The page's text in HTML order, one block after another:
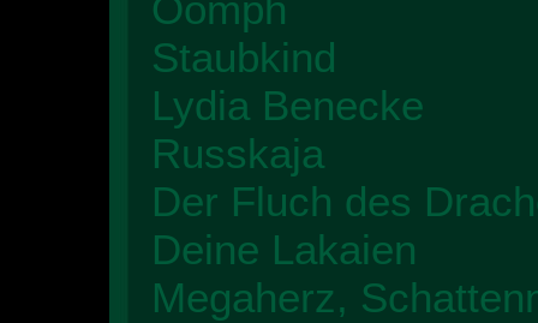
Staubkind
Lydia Benecke
Russkaja
Der Fluch des
Deine Lakaien
Megaherz,